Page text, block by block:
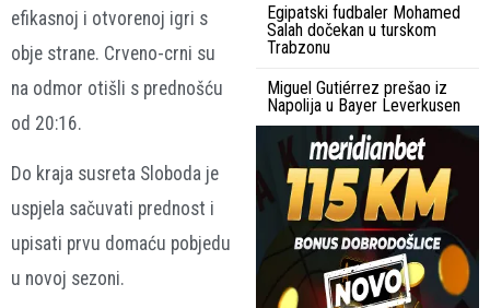
efikasnoj i otvorenoj igri s
obje strane. Crveno-crni su
na odmor otišli s prednošću
od 20:16.
Do kraja susreta Sloboda je
uspjela sačuvati prednost i
upisati prvu domaću pobjedu
u novoj sezoni.
Egipatski fudbaler Mohamed
Salah dočekan u turskom
Trabzonu
Miguel Gutiérrez prešao iz
Napolija u Bayer Leverkusen